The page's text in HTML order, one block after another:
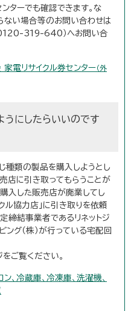
ターでも確認できます。な
ない場合等のお問い合わせは
0120-319-640）へお問い合
電リサイクル券センター（外
うにしたらいいのです
種類の製品を購入しようとし
店に引き取ってもらうことが
入した販売店が廃業してし
ル協力店」に引き取りを依頼
締結事業者であるリネットジ
ング（株）が行っている宅配回
ご覧ください。
、冷蔵庫、冷凍庫、洗濯機、